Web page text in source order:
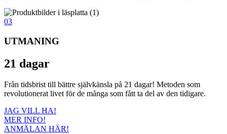
03
UTMANING
21 dagar
Från tidsbrist till bättre självkänsla på 21 dagar! Metoden som
revolutionerat livet för de många som fått ta del av den tidigare.
JAG VILL HA!
MER INFO!
ANMÄLAN HÄR!